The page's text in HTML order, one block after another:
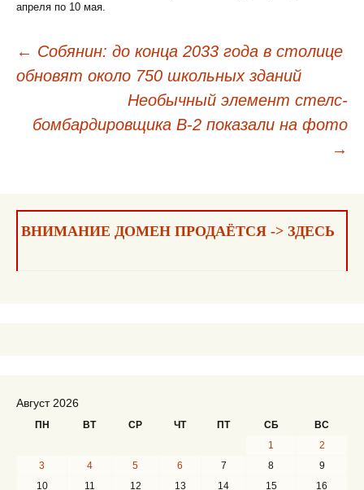
апреля по 10 мая.
Навигация
записям
← Собянин: до конца 2033 года в столице
обновят около 750 школьных зданий
Необычный элемент стелс-
бомбардировщика B-2 показали на фото
→
ВНИМАНИЕ ДОМЕН ПРОДАЁТСЯ -> ЗДЕСЬ
Август 2026
ПН ВТ СР ЧТ ПТ СБ
ВС
1
2
3
4 5 6 7 8
9
10
11 12 13 14 15 16